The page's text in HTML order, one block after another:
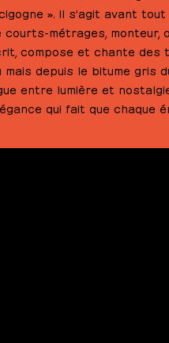
». Il s’agit avant tout
métrages, monteur,
compose et chante des
mais depuis le bitume gris
entre lumière et
qui fait que chaque